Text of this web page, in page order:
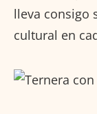
lleva consigo
cultural en